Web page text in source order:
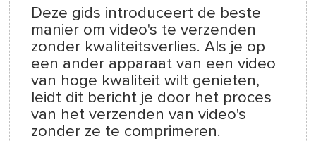
Deze gids introduceert de beste
manier om video's te verzenden
zonder kwaliteitsverlies. Als je op
een ander apparaat van een video
van hoge kwaliteit wilt genieten,
leidt dit bericht je door het proces
van het verzenden van video's
zonder ze te comprimeren.